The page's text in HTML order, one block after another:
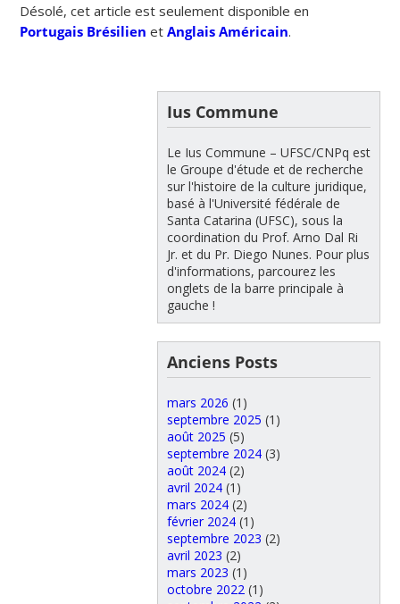
Désolé, cet article est seulement disponible en
Portugais Brésilien etAnglais Américain.
Ius Commune
Le Ius Commune – UFSC/CNPq est
le Groupe d'étude et de recherche
sur l'histoire de la culture juridique,
basé à l'Université fédérale de
Santa Catarina (UFSC), sous la
coordination du Prof. Arno Dal Ri
Jr. et du Pr. Diego Nunes. Pour plus
d'informations, parcourez les
onglets de la barre principale à
gauche !
Anciens Posts
mars 2026 (1)
septembre 2025 (1)
août 2025 (5)
septembre 2024(3)
août 2024(2)
avril 2024(1)
mars 2024(2)
février 2024(1)
septembre 2023 (2)
avril 2023 (2)
mars 2023 (1)
octobre 2022 (1)